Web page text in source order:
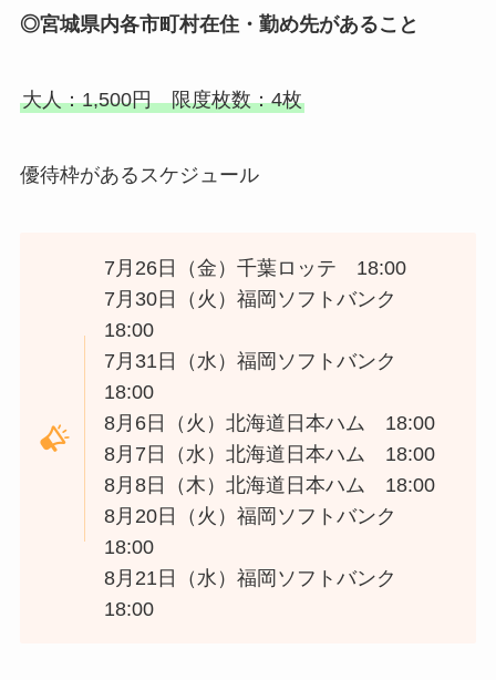
◎宮城県内各市町村在住・勤め先があること
大人：1,500円 限度枚数：4枚
優待枠があるスケジュール
7月26日（金）千葉ロッテ 18:00
7月30日（火）福岡ソフトバンク
18:00
7月31日（水）福岡ソフトバンク
18:00
8月6日（火）北海道日本ハム 18:00
8月7日（水）北海道日本ハム 18:00
8月8日（木）北海道日本ハム 18:00
8月20日（火）福岡ソフトバンク
18:00
8月21日（水）福岡ソフトバンク
18:00